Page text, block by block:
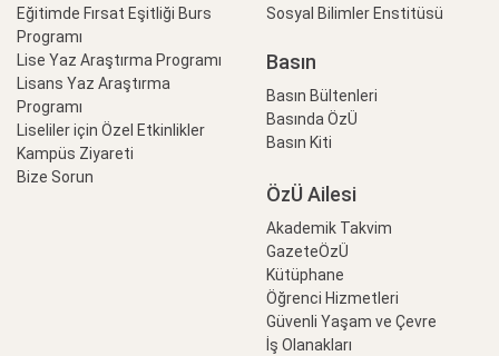
Eğitimde Fırsat Eşitliği Burs
Programı
Lise Yaz Araştırma Programı
Lisans Yaz Araştırma
Programı
Liseliler için Özel Etkinlikler
Kampüs Ziyareti
Bize Sorun
Sosyal Bilimler Enstitüsü
Basın
Basın Bültenleri
Basında ÖzÜ
Basın Kiti
ÖzÜ Ailesi
Akademik Takvim
GazeteÖzÜ
Kütüphane
Öğrenci Hizmetleri
Güvenli Yaşam ve Çevre
İş Olanakları